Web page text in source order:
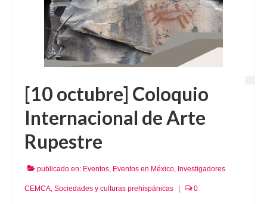
[10 octubre] Coloquio
Internacional de Arte
Rupestre
publicado en: Eventos, Eventos en México, Investigadores
CEMCA, Sociedades y culturas prehispánicas 0